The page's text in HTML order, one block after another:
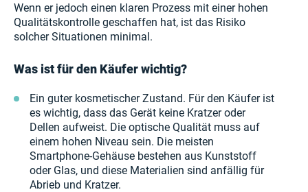
Wenn er jedoch einen klaren Prozess mit einer hohen
Qualitätskontrolle geschaffen hat, ist das Risiko
solcher Situationen minimal.
Was ist für den Käufer wichtig?
Ein guter kosmetischer Zustand. Für den Käufer ist
es wichtig, dass das Gerät keine Kratzer oder
Dellen aufweist. Die optische Qualität muss auf
einem hohen Niveau sein. Die meisten
Smartphone-Gehäuse bestehen aus Kunststoff
oder Glas, und diese Materialien sind anfällig für
Abrieb und Kratzer.